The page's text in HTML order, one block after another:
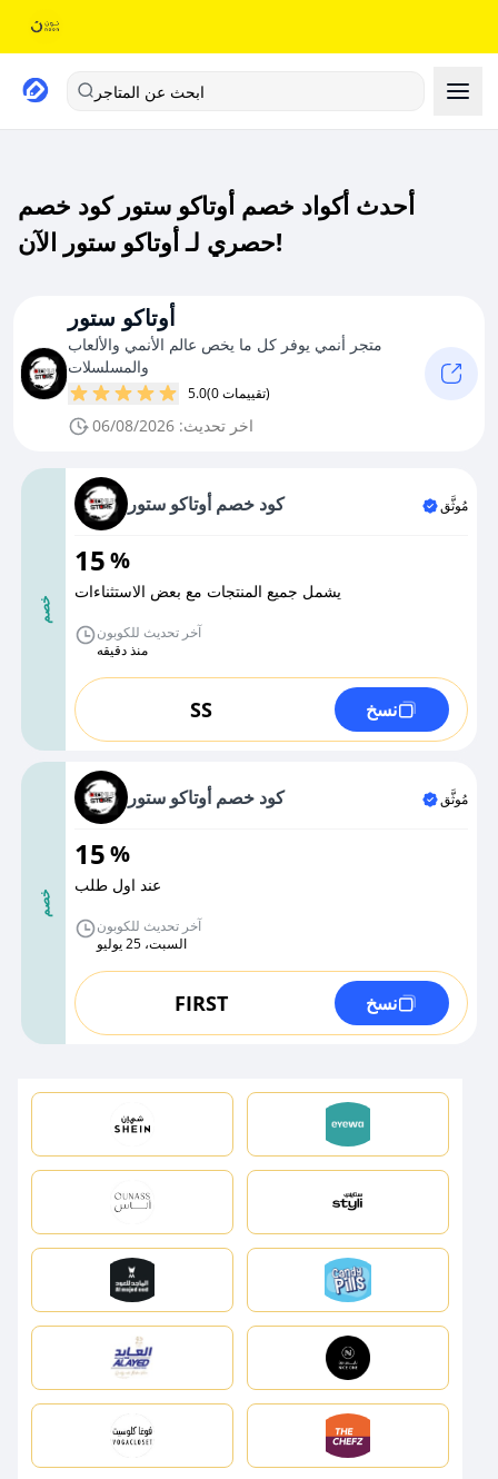
ابحث عن المتاجر
أحدث أكواد خصم أوتاكو ستور كود خصم
حصري لـ أوتاكو ستور الآن!
أوتاكو ستور
متجر أنمي يوفر كل ما يخص عالم الأنمي والألعاب
والمسلسلات
5.0 (0 تقييمات)
اخر تحديث: 06/08/2026
خصم
كود خصم أوتاكو ستور مُوثَّق
15%
يشمل جميع المنتجات مع بعض الاستثناءات
آخر تحديث للكوبون
منذ دقيقه
SS نسخ
خصم
كود خصم أوتاكو ستور مُوثَّق
15%
عند اول طلب
آخر تحديث للكوبون
السبت، 25 يوليو
FIRST نسخ